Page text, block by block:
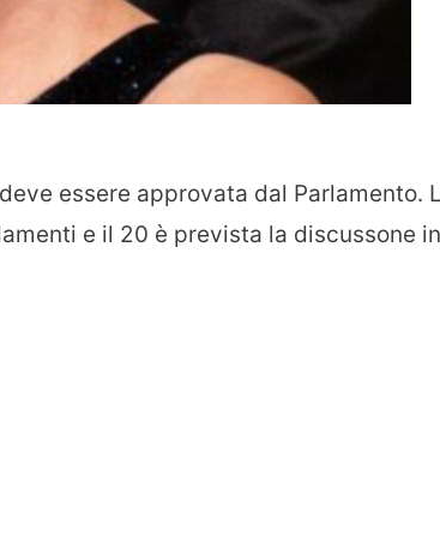
essere approvata dal Parlamento.
e il 20 è prevista la discussone in